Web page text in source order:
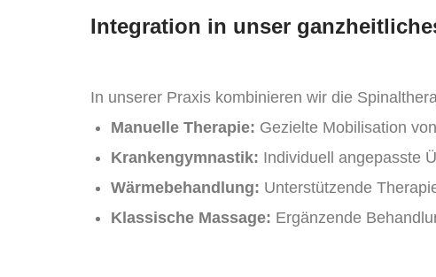
Integration in unser
In unserer Praxis kombinieren wir die
Manuelle Therapie: Gezielte Mobilisation
Krankengymnastik: Individuell angepasste
Wärmebehandlung: Unterstützende
Klassische Massage: Ergänzende